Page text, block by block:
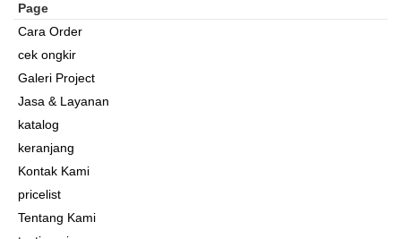
Page
Cara Order
cek ongkir
Galeri Project
Jasa & Layanan
katalog
keranjang
Kontak Kami
pricelist
Tentang Kami